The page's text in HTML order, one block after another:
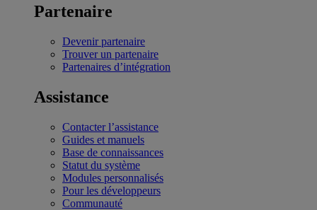
Partenaire
Devenir partenaire
Trouver un partenaire
Partenaires d’intégration
Assistance
Contacter l’assistance
Guides et manuels
Base de connaissances
Statut du système
Modules personnalisés
Pour les développeurs
Communauté